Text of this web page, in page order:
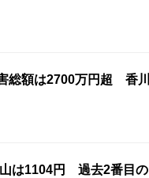
総額は2700万円超 香川
は1104円 過去2番目の